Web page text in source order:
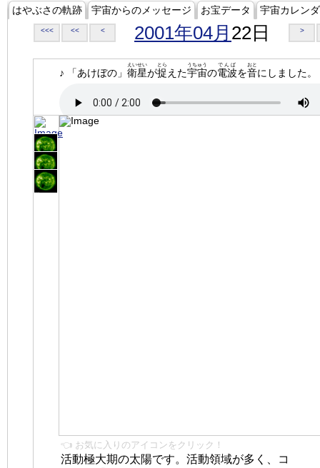
はやぶさの軌跡 宇宙からのメッセージ お宝データ 宇宙カレン
<<< << < 2001年04月 22日 >
♪ 「あけぼの」 衛星
えいせい
が捉
とら
えた宇宙
うちゅう
の電波
でんぱ
を音
おと
にしました。
👈 お気に入りのアイコンをクリック！
活動極大期の太陽です。活動領域が多く、コ